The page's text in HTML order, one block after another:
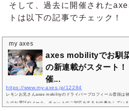
そして、過去に開催された
トは以下の記事でチェック！
my axes
axes mobilityでお馴
の新連載がスタート
催...
https://www.my-axes.jp/12284
レモンお兄さんaxes mobilityのドライバープロフィール普段は
らのお電話やメール、チャットのご対応をするお仕事をしてい